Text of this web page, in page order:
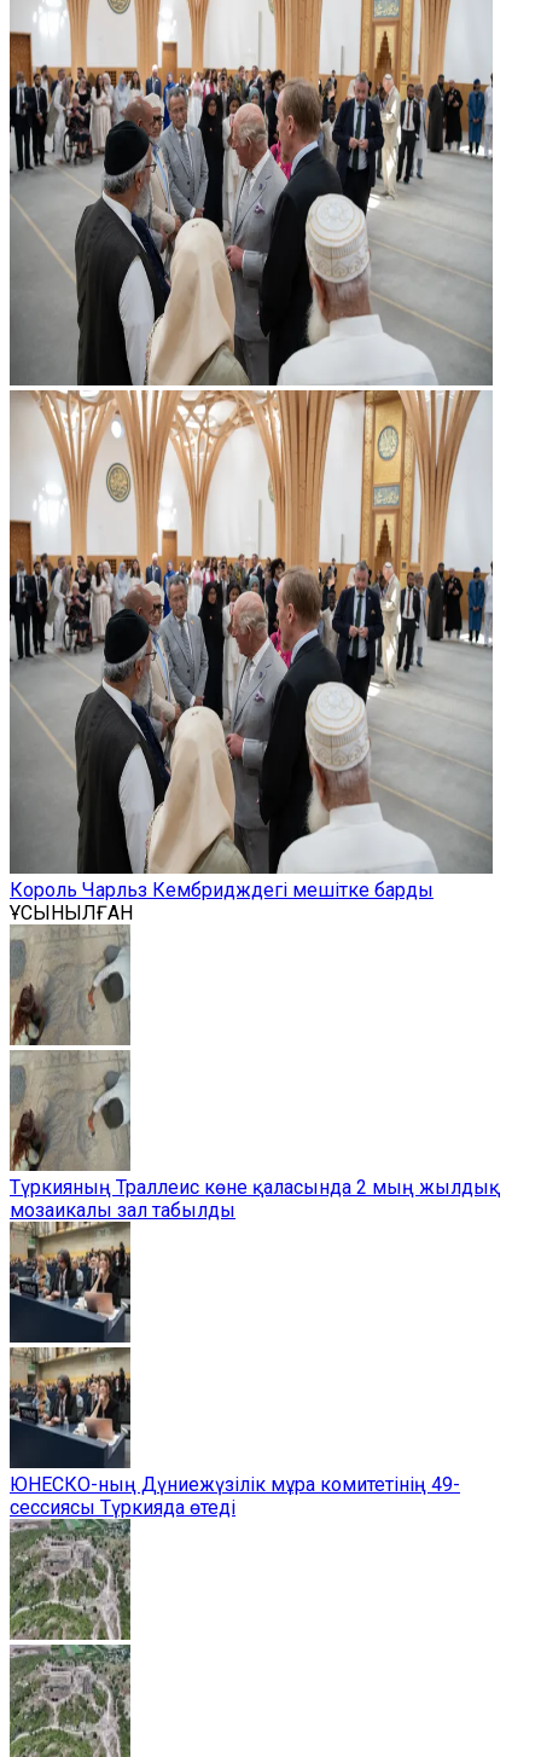
Король Чарльз Кембридждегі мешітке барды
ҰСЫНЫЛҒАН
Түркияның Траллеис көне қаласында 2 мың жылдық
мозаикалы зал табылды
ЮНЕСКО-ның Дүниежүзілік мұра комитетінің 49-
сессиясы Түркияда өтеді